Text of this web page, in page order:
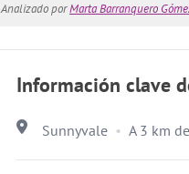
Analizado porMarta Barranquero
Información clave
Sunnyvale A 3 km